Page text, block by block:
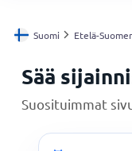
KotiSuomi Etelä-
Sää
Suosituimmat